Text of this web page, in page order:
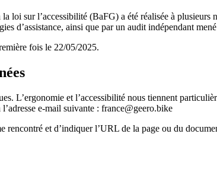
loi sur l’accessibilité (BaFG) a été réalisée à
d’assistance, ainsi que par un audit indépendant
fois le 22/05/2025.
L’ergonomie et l’accessibilité nous tiennent
e-mail suivante : france@geero.bike
rencontré et d’indiquer l’URL de la page ou du